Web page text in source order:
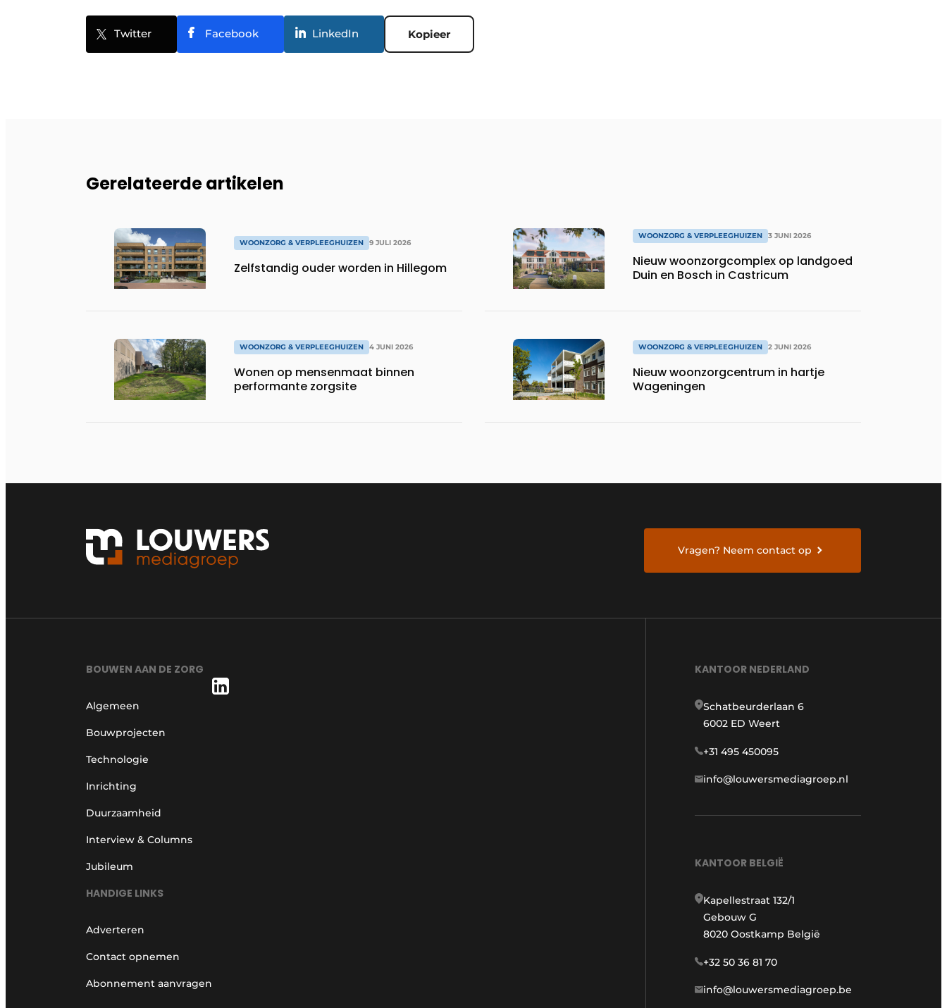
Twitter Facebook LinkedIn Kopieer
Gerelateerde artikelen
WOONZORG & VERPLEEGHUIZEN 9 JULI 2026
Zelfstandig ouder worden in Hillegom
WOONZORG & VERPLEEGHUIZEN 4 JUNI 2026
Wonen op mensenmaat binnen
performante zorgsite
WOONZORG & VERPLEEGHUIZEN 3 JUNI 2026
Nieuw woonzorgcomplex op landgoed
Duin en Bosch in Castricum
WOONZORG & VERPLEEGHUIZEN 2 JUNI 2026
Nieuw woonzorgcentrum in hartje
Wageningen
Vragen? Neem contact op
BOUWEN AAN DE ZORG
Algemeen
Bouwprojecten
Technologie
Inrichting
Duurzaamheid
Interview & Columns
Jubileum
HANDIGE LINKS
Adverteren
Contact opnemen
Abonnement aanvragen
KANTOOR NEDERLAND
Schatbeurderlaan 6
6002 ED Weert
+31 495 450095
info@louwersmediagroep.nl
KANTOOR BELGIË
Kapellestraat 132/1
Gebouw G
8020 Oostkamp België
+32 50 36 81 70
info@louwersmediagroep.be